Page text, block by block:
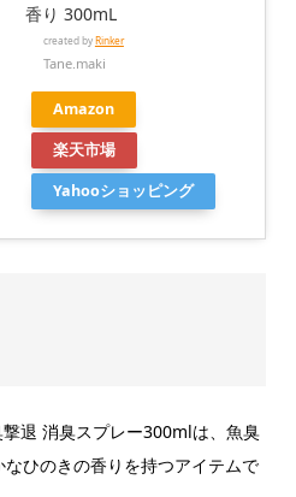
香り 300mL
created byRinker
Tane.maki
Amazon
楽天市場
Yahooショッピング
退 消臭スプレー300mlは、魚臭
ひのきの香りを持つアイテムで